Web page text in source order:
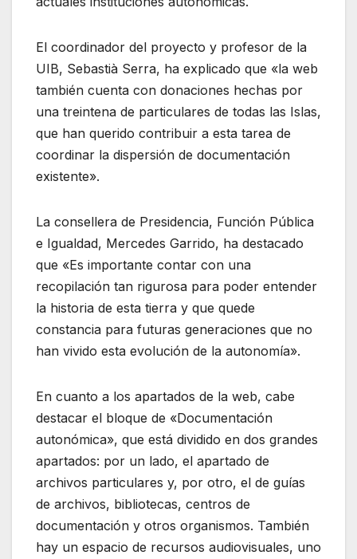
El coordinador del proyecto y profesor de la
UIB, Sebastià Serra, ha explicado que «la web
también cuenta con donaciones hechas por
una treintena de particulares de todas las Islas,
que han querido contribuir a esta tarea de
coordinar la dispersión de documentación
existente».
La consellera de Presidencia, Función Pública
e Igualdad, Mercedes Garrido, ha destacado
que «Es importante contar con una
recopilación tan rigurosa para poder entender
la historia de esta tierra y que quede
constancia para futuras generaciones que no
han vivido esta evolución de la autonomía».
En cuanto a los apartados de la web, cabe
destacar el bloque de «Documentación
autonómica», que está dividido en dos grandes
apartados: por un lado, el apartado de
archivos particulares y, por otro, el de guías
de archivos, bibliotecas, centros de
documentación y otros organismos. También
hay un espacio de recursos audiovisuales, uno